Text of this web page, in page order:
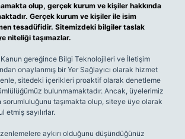
olup, gerçek kurum ve kişiler hakkında
Gerçek kurum ve kişiler ile isim
tesadüfidir. Sitemizdeki bilgiler taslak
niteliği taşımazlar.
Kanun gereğince Bilgi Teknolojileri ve İletişim
onaylanmış bir Yer Sağlayıcı olarak hizmet
sitedeki içerikleri proaktif olarak denetleme
bulunmamaktadır. Ancak, üyelerimiz
sorumluluğunu taşımakta olup, siteye üye olarak
etmiş sayılırlar.
aykırı olduğunu düşündüğünüz